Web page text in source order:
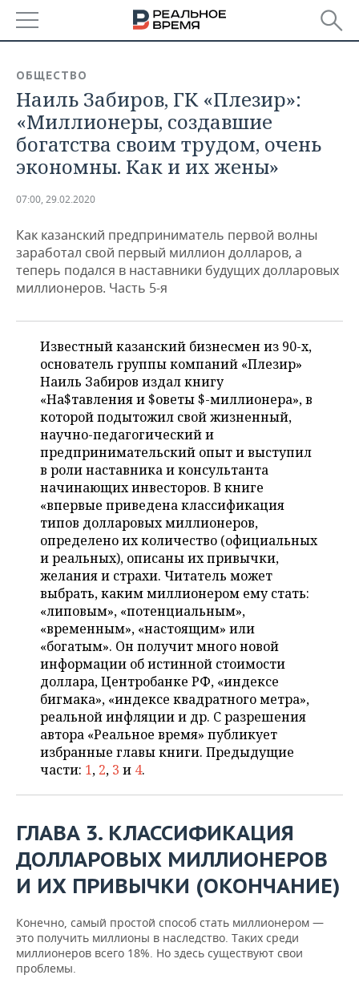
БАШКОРТОСТАН
ТАТАРСТАН
УДМУРТИЯ
НОВОСТИ
АНАЛИТИКА
НОВОСТИ АНАЛИТИКИ
ДЕКЛАРАЦИИ О ДОХОДАХ
КОРОЛИ ГОСЗАКАЗА ПФО
ВУЗЫ ТАТАРСТАНА
ТАТАРСТАНА
ЭКОНОМИКА
НОВОСТИ ЭКОНОМИКИ
ФИНАНСЫ
БАНКИ
ИНВЕСТИЦИИ
ПРОМЫШЛЕННОСТЬ
НОВОСТИ
ПРОМЫШЛЕННОСТИ
АГРОПРОМ
НЕФТЕХИМИЯ
НЕФТЬ
ОПК
ЭНЕРГЕТИКА
НЕДВИЖИМОСТЬ
НОВОСТИ НЕДВИЖИМОСТИ
АВТО
НОВОСТИ БИЗНЕСА
РОЗНИЧНАЯ ТОРГОВЛЯ
ТРАНСПОРТ
УСЛУГИ
ТЕХНОЛОГИИ
НОВОСТИ ТЕХНОЛОГИЙ
МЕДИА
ТЕЛЕКОММУНИКАЦИИ
МЕРОПРИЯТИЯ
НОВОСТИ МЕРОПРИЯТИЙ
ВЫЕЗДНАЯ РЕДАКЦИЯ
БИЗНЕС-БРАНЧИ
ONLINE-КОНФЕРЕНЦИИ
ОТКРЫТАЯ ЛЕКЦИЯ
СПОРТ
НОВОСТИ СПОРТА
ФУТБОЛ
ХОККЕЙ
БАСКЕТБОЛ
ВОЛЕЙБОЛ
КИБЕРСПОРТ
ФИГУРНОЕ КАТАНИЕ
ВОДНЫЕ ВИДЫ СПОРТА
ХОККЕЙ С МЯЧОМ
ОБЩЕСТВО
НОВОСТИ ОБЩЕСТВА
ВЛАСТЬ
ИНФРАСТРУКТУРА
ИСТОРИЯ
КУЛЬТУРА
МЕДИЦИНА
ОБРАЗОВАНИЕ
ПРОИСШЕСТВИЯ
ФОТОГАЛЕРЕЯ
СЮЖЕТЫ
СПРАВОЧНИК
СПИСОК ПЕРСОН
СПИСОК КОМПАНИЙ
ПОЛНАЯ ВЕРСИЯ
ОБЩЕСТВО
Наиль Забиров, ГК «Плезир»:
«Миллионеры, создавшие
богатства своим трудом, очень
экономны. Как и их жены»
07:00, 29.02.2020
Как казанский предприниматель первой волны
заработал свой первый миллион долларов, а
теперь подался в наставники будущих долларовых
миллионеров. Часть 5-я
Известный казанский бизнесмен из 90-х,
основатель группы компаний «Плезир»
Наиль Забиров издал книгу
«На$тавления и $оветы $-миллионера», в
которой подытожил свой жизненный,
научно-педагогический и
предпринимательский опыт и выступил
в роли наставника и консультанта
начинающих инвесторов. В книге
«впервые приведена классификация
типов долларовых миллионеров,
определено их количество (официальных
и реальных), описаны их привычки,
желания и страхи. Читатель может
выбрать, каким миллионером ему стать:
«липовым», «потенциальным»,
«временным», «настоящим» или
«богатым». Он получит много новой
информации об истинной стоимости
доллара, Центробанке РФ, «индексе
бигмака», «индексе квадратного метра»,
реальной инфляции и др. C разрешения
автора «Реальное время» публикует
избранные главы книги. Предыдущие
части: 1, 2, 3 и 4.
ГЛАВА 3. КЛАССИФИКАЦИЯ
ДОЛЛАРОВЫХ МИЛЛИОНЕРОВ
И ИХ ПРИВЫЧКИ (ОКОНЧАНИЕ)
Конечно, самый простой способ стать миллионером —
это получить миллионы в наследство. Таких среди
миллионеров всего 18%. Но здесь существуют свои
проблемы.